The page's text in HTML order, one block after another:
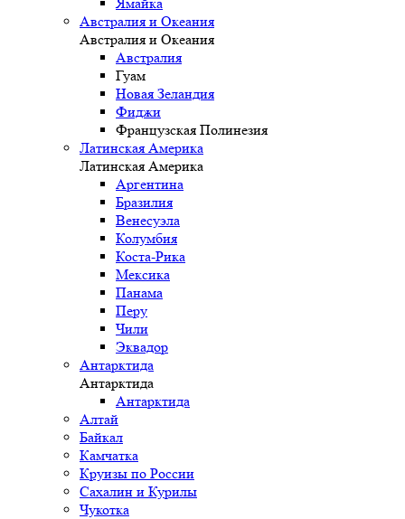
Австралия и Океания
Австралия и Океания
Австралия
Гуам
Новая Зеландия
Фиджи
Французская Полинезия
Латинская Америка
Латинская Америка
Аргентина
Бразилия
Венесуэла
Колумбия
Коста-Рика
Мексика
Панама
Перу
Чили
Эквадор
Антарктида
Антарктида
Антарктида
Алтай
Байкал
Камчатка
Круизы по России
Сахалин и Курилы
Чукотка